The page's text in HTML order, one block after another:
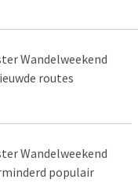
Wandelweekend
routes
Wandelweekend
populair